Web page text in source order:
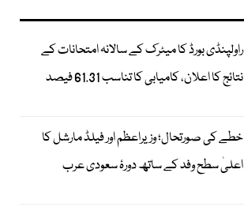
راولپنڈی بورڈ کا میٹرک کے سالانہ امتحانات کے
نتائج کا اعلان، کامیابی کا تناسب 61.31 فیصد
خطے کی صورتحال؛ وزیراعظم اور فیلڈ مارشل کا
اعلیٰ سطح وفد کے ساتھ دورۂ سعودی عرب